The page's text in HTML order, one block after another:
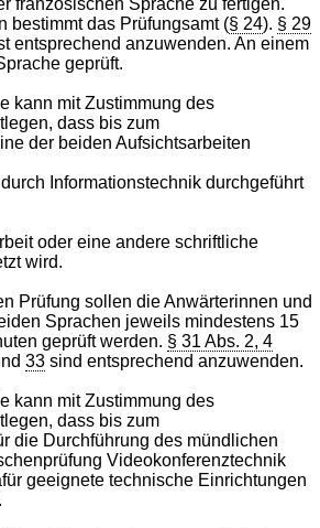
bestimmt das Prüfungsamt (§ 24). § 29
entsprechend anzuwenden. An einem
geprüft.
kann mit Zustimmung des
dass bis zum
der beiden Aufsichtsarbeiten
Informationstechnik durchgeführt
oder eine andere schriftliche
wird.
Prüfung sollen die Anwärterinnen und
Sprachen jeweils mindestens 15
geprüft werden. § 31 Abs. 2, 4
33 sind entsprechend anzuwenden.
kann mit Zustimmung des
dass bis zum
die Durchführung des mündlichen
Videokonferenztechnik
geeignete technische Einrichtungen